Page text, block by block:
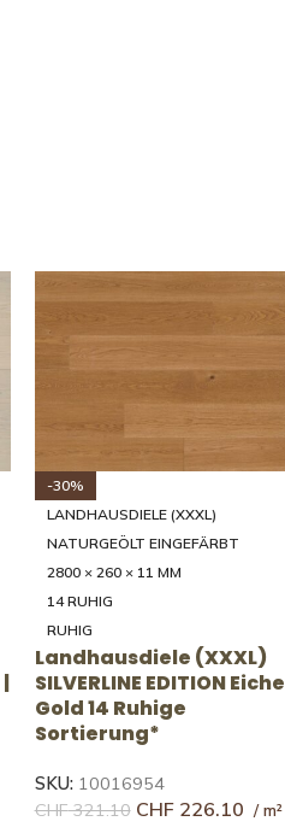
-31%
LANDHAUSDIELE (XXXL)
NATURGEÖLT EINGEFÄRBT
5 × 20 MM
46 RUSTIKAL
RUSTIKAL
Landhausdiele (XXXL)
UNICOPARK Eiche | Fulvo
46 Rustikale Sortierung
CHF244.31 CHF